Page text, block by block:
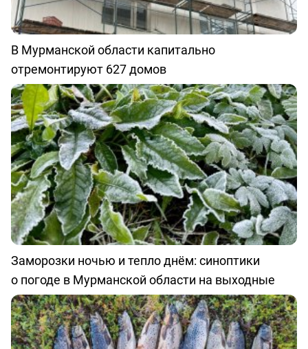
В Мурманской области капитально
отремонтируют 627 домов
Заморозки ночью и тепло днём: синоптики
о погоде в Мурманской области на выходные